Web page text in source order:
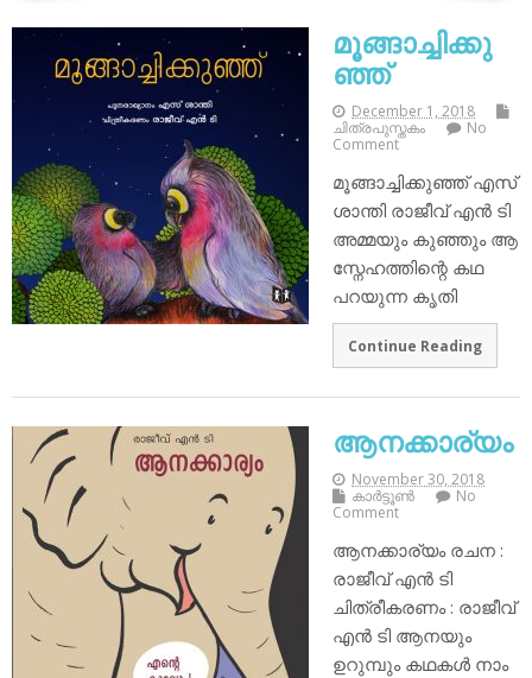
മൂങ്ങാച്ചിക്കു
ഞ്ഞ്
December 1, 2018
ചിത്രപുസ്തകം
No
Comment
മൂങ്ങാച്ചിക്കുഞ്ഞ് എസ്
ശാന്തി രാജീവ് എന്‍ ടി
അമ്മയും കുഞ്ഞും ആ
സ്നേഹത്തിന്റെ കഥ
പറയുന്ന കൃതി
Continue Reading
ആനക്കാര്യം
November 30, 2018
കാര്‍ട്ടൂണ്‍
No
Comment
ആനക്കാര്യം രചന :
രാജീവ് എന്‍ ടി
ചിത്രീകരണം : രാജീവ്
എന്‍ ടി ആനയും
ഉറുമ്പും കഥകള്‍ നാം